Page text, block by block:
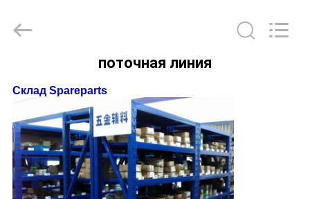
ПРОДУКТЫ
О
НАС
Instrument
Co.,Ltd.
поточная линия
Склад Spareparts